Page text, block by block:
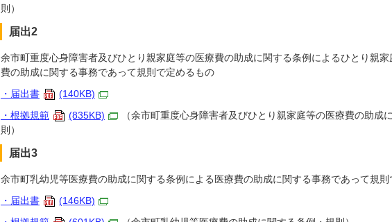
則）
届出2
余市町重度心身障害者及びひとり親家庭等の医療費の助成に関する条例によるひとり親
費の助成に関する事務であって規則で定めるもの
・届出書
(140KB)
・根拠規範
(835KB)
（余市町重度心身障害者及びひとり親家庭等の医療費の助成
則）
届出3
余市町乳幼児等医療費の助成に関する条例による医療費の助成に関する事務であって規
・届出書
(146KB)